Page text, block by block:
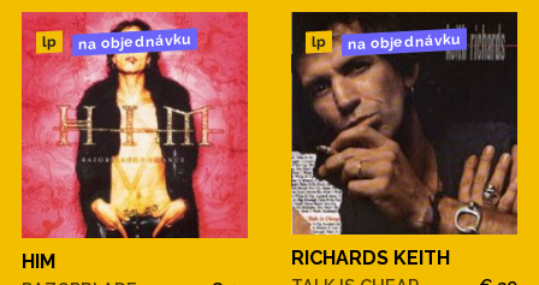
lp na objednávku
HIM
lp na objednávku
RICHARDS KEITH